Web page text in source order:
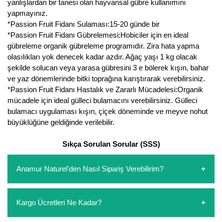
yanlışlardan bir tanesi olan hayvansal gübre kullanımını
yapmayınız.
*Passion Fruit Fidanı Sulaması:15-20 günde bir
*Passion Fruit Fidanı Gübrelemesi:Hobiciler için en ideal
gübreleme organik gübreleme programıdır. Zira hata yapma
olasılıkları yok denecek kadar azdır. Ağaç yaşı 1 kg olacak
şekilde solucan veya yarasa gübresini 3 e bölerek kışın, bahar
ve yaz dönemlerinde bitki toprağına karıştırarak verebilirsiniz.
*Passion Fruit Fidanı Hastalık ve Zararlı Mücadelesi:Organik
mücadele için ideal gülleci bulamacını verebilirsiniz. Gülleci
bulamacı uygulaması kışın, çiçek döneminde ve meyve nohut
büyüklüğüne geldiğinde verilebilir.
Sıkça Sorulan Sorular (SSS)
Anamur Naturel'den Nasıl Sipariş Verebilirim?
oluşturarak,iletişim numaralarımızdan bizi arayarak veya
whatsapp hattımızdan bizlere isteklerinizi yazarak sipariş
Kargo Ücretleri Ne Kadar?